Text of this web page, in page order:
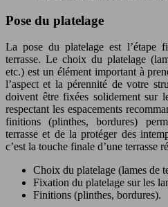
Pose du platelage
La pose du platelage est l’étape
terrasse. Le choix du platelage
etc.) est un élément important à
l’aspect et la pérennité de votre
doivent être fixées solidement sur
respectant les espacements
finitions (plinthes, bordures)
terrasse et de la protéger des
c’est la touche finale d’une terrasse
Choix du platelage (lames de
Fixation du platelage sur les
Finitions (plinthes, bordures).